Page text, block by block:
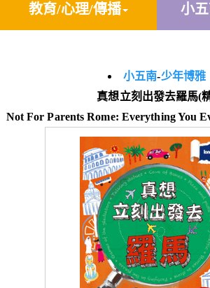
教育/心理/傳播 小
小五南-少年博雅
真想立刻出發去羅馬(
Not For Parents Rome: Everything You